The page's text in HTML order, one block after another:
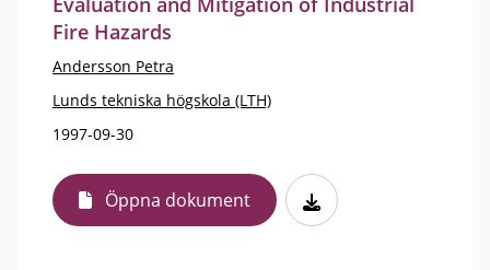
Fire Hazards
Andersson Petra
Lunds tekniska högskola (LTH)
1997-09-30
Öppna dokument